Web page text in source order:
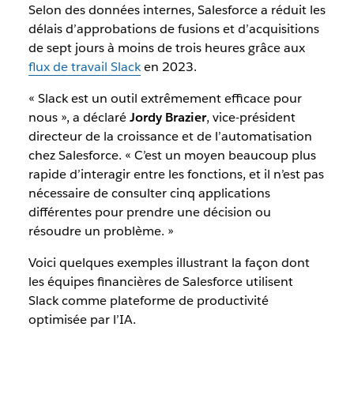
Selon des données internes, Salesforce a réduit les
délais d’approbations de fusions et d’acquisitions
de sept jours à moins de trois heures grâce aux
flux de travail Slacken 2023.
« Slack est un outil extrêmement efficace pour
nous », a déclaréJordy Brazier, vice-président
directeur de la croissance et de l’automatisation
chez Salesforce. « C’est un moyen beaucoup plus
rapide d’interagir entre les fonctions, et il n’est pas
nécessaire de consulter cinq applications
différentes pour prendre une décision ou
résoudre un problème. »
Voici quelques exemples illustrant la façon dont
les équipes financières de Salesforce utilisent
Slack comme plateforme de productivité
optimisée par l’IA.